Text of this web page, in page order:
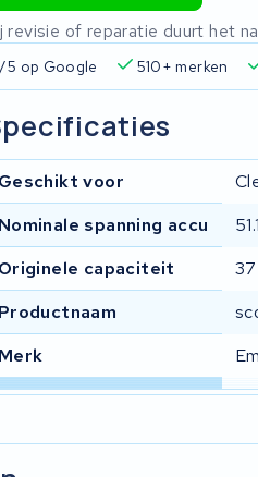
revisie of reparatie duurt het
4,6/5 op Google 510+
Geschikt voor
Nominale spanning accu
Originele capaciteit
Productnaam
Merk